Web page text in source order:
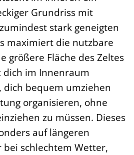
Grundriss mit
stark geneigten
maximiert die nutzbare
größere Fläche des Zeltes
dich im Innenraum
dich bequem umziehen
organisieren, ohne
zu müssen. Dieses
auf längeren
schlechtem Wetter,